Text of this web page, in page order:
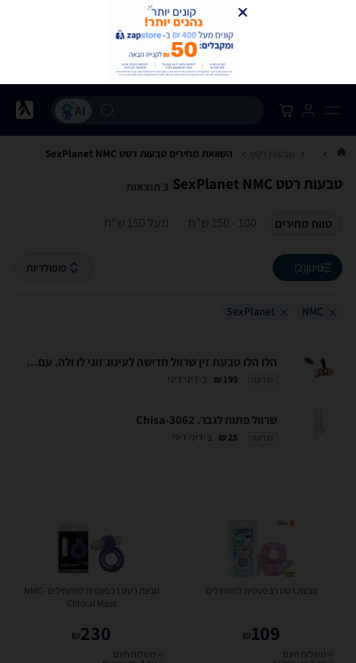
טבעות רטט השוואת מחירים טבעות רטט ‏NMC ‏SexPlanet
טבעות רטט ‏NMC ‏SexPlanet 3 תוצאות
טווח מחירים 100 - 150‏ ש"ח מעל 150‏ ש"ח
סינון(2) פופולריות
NMC
SexPlanet
הלו הלו טבעת זין שרוול חדישה לעינוג זוגי לו ולה. עם שלט רחוק. Toyjoy-10667
מודעה 199 ₪ ב-דיגי דיגי
שרוול פתוח לגבר. Chisa-3062
מודעה 25 ₪ ב-דיגי דיגי
טבעת רטט רב פעמית למתחילים
109
₪
משלוח חינם
טבעת רטט רב פעמית למתחילים NMC-
Clitoral Mass
230
₪
משלוח חינם